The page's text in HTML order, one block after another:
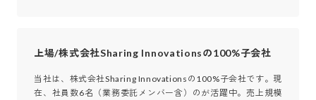
上場/株式会社Sharing Innovationsの100%子会社
当社は、株式会社Sharing Innovationsの100%子会社です。現
在、社員数6名（業務委託メンバー含）のが活躍中。売上規模